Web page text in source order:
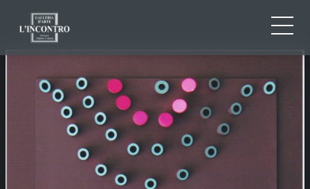
EN
ABOUT US
NEWS AND EVENTS
ARTISTS AND WORKS
EXHIBITIONS
CONTACTS